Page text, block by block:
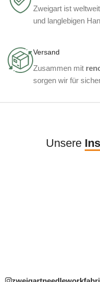
Zweigart ist
und langlebigen
Versand
Zusammen mit
sorgen wir für
Unsere